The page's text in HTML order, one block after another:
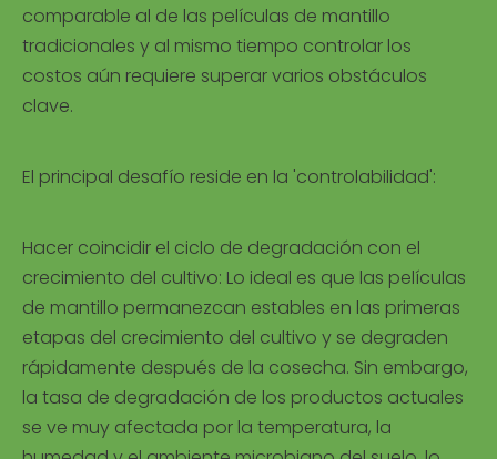
comparable al de las películas de mantillo
tradicionales y al mismo tiempo controlar los
costos aún requiere superar varios obstáculos
clave.
El principal desafío reside en la 'controlabilidad':
Hacer coincidir el ciclo de degradación con el
crecimiento del cultivo: Lo ideal es que las películas
de mantillo permanezcan estables en las primeras
etapas del crecimiento del cultivo y se degraden
rápidamente después de la cosecha. Sin embargo,
la tasa de degradación de los productos actuales
se ve muy afectada por la temperatura, la